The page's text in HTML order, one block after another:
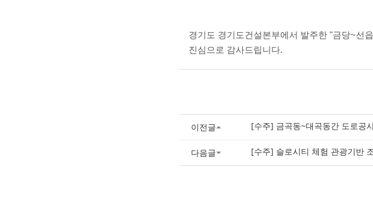
경기도 경기도건설본부에서 발주한 "금당~선
진심으로 감사드립니다.
이전글 [수주] 금곡동~대곡동간 도로공
다음글 [수주] 슬로시티 체험 관광기반